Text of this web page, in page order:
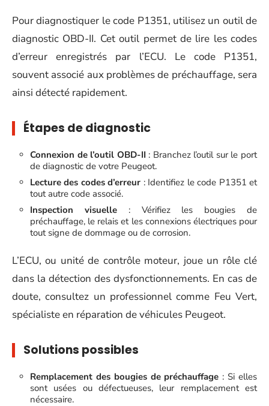
Pour diagnostiquer le code P1351, utilisez un outil de
diagnostic OBD-II. Cet outil permet de lire les codes
d’erreur enregistrés par l’ECU. Le code P1351,
souvent associé aux problèmes de préchauffage, sera
ainsi détecté rapidement.
Étapes de diagnostic
Connexion de l’outil OBD-II : Branchez l’outil sur le port
de diagnostic de votre Peugeot.
Lecture des codes d’erreur : Identifiez le code P1351 et
tout autre code associé.
Inspection visuelle: Vérifiez les bougies de
préchauffage, le relais et les connexions électriques pour
tout signe de dommage ou de corrosion.
L’ECU, ou unité de contrôle moteur, joue un rôle clé
dans la détection des dysfonctionnements. En cas de
doute, consultez un professionnel comme Feu Vert,
spécialiste en réparation de véhicules Peugeot.
Solutions possibles
Remplacement des bougies de préchauffage : Si elles
sont usées ou défectueuses, leur remplacement est
nécessaire.